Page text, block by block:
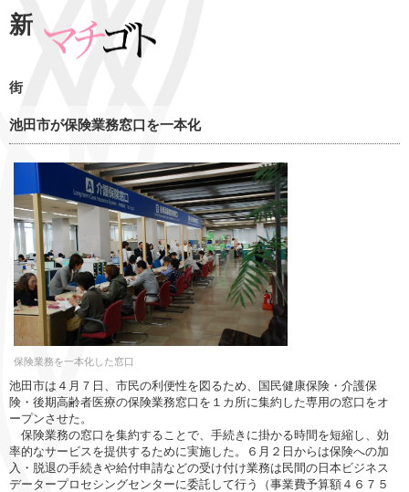
新
街
池田市が保険業務窓口を一本化
保険業務を一本化した窓口
池田市は４月７日、市民の利便性を図るため、国民健康保険・介護保
険・後期高齢者医療の保険業務窓口を１カ所に集約した専用の窓口をオ
ープンさせた。
保険業務の窓口を集約することで、手続きに掛かる時間を短縮し、効
率的なサービスを提供するために実施した。６月２日からは保険への加
入・脱退の手続きや給付申請などの受け付け業務は民間の日本ビジネス
データープロセシングセンターに委託して行う（事業費予算額４６７５